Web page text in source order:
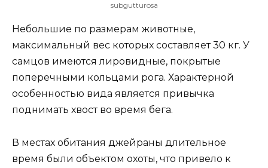
subgutturosa
Небольшие по размерам животные,
максимальный вес которых составляет 30 кг. У
самцов имеются лировидные, покрытые
поперечными кольцами рога. Характерной
особенностью вида является привычка
поднимать хвост во время бега.
В местах обитания джейраны длительное
время были объектом охоты, что привело к